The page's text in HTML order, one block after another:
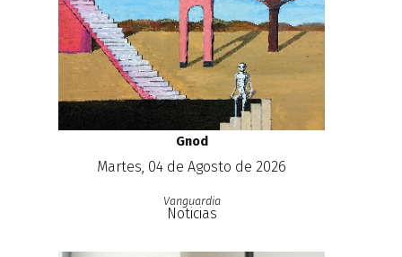
Gnod
Martes, 04 de Agosto de 2026
Vanguardia
Noticias